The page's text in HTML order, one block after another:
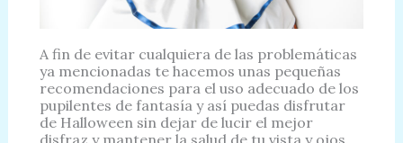
A fin de evitar cualquiera de las problemáticas
ya mencionadas te hacemos unas pequeñas
recomendaciones para el uso adecuado de los
pupilentes de fantasía y así puedas disfrutar
de Halloween sin dejar de lucir el mejor